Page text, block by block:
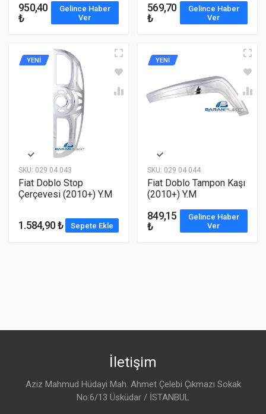
950,40
₺
Gelince Haber
Ver
569,70
₺
Gelince Haber
Ver
SKU: 029 04 043
YENİ
Fiat Doblo Stop
Çerçevesi (2010+) Y.M
1.584,90 ₺ Sepete Ekle
SKU: 029 04 044
YENİ
Fiat Doblo Tampon Kaşı
(2010+) Y.M
849,15
₺
Gelince Haber
Ver
İletişim
Aziz Mahmud Hüdayi Mah. Ahmet Çelebi Çıkmazı Sokak
No:6/13 Üsküdar / İSTANBUL